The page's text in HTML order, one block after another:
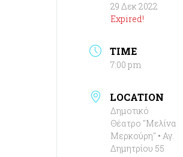
29 Δεκ 2022
Expired!
TIME
7:00 pm
LOCATION
Δημοτικό
Θέατρο "Μελίνα
Μερκούρη" • Αγ.
Δημητρίου 55